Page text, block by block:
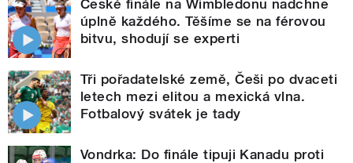
České finále na Wimbledonu nadchne
úplně každého. Těšíme se na férovou
bitvu, shodují se experti
Tři pořadatelské země, Češi po dvaceti
letech mezi elitou a mexická vlna.
Fotbalový svátek je tady
Vondrka: Do finále tipuji Kanadu proti